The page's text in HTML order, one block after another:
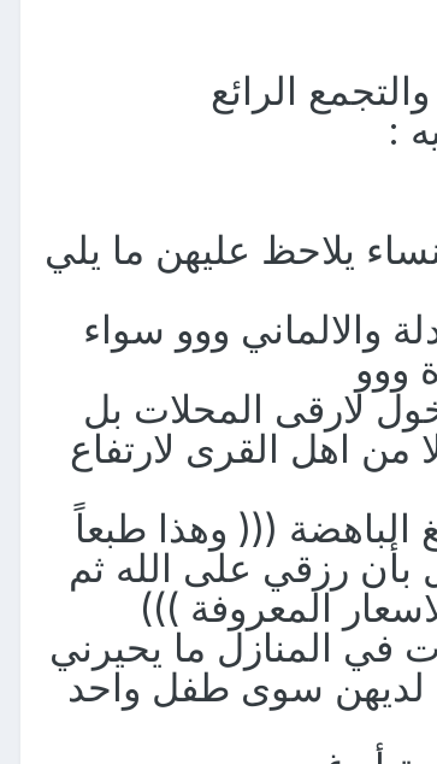
الرائع
:
يلاحظ عليهن ما يلي
والالماني ووو سواء
ووو
لارقى المحلات بل
من اهل القرى لارتفاع
الباهضة ((( وهذا طبعاً
رزقي على الله ثم
المعروفة )))
في المنازل ما يحيرني
لديهن سوى طفل واحد